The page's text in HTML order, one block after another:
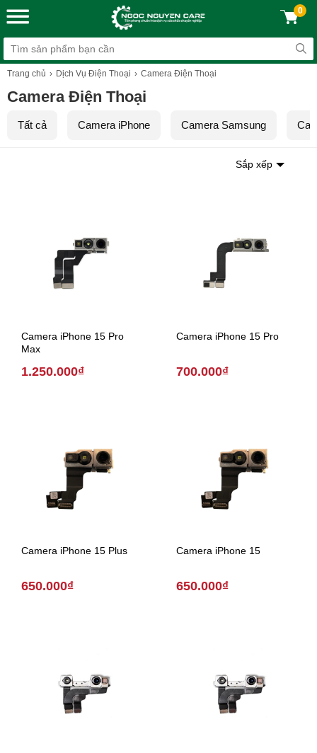
0
Trang chủ Dịch Vụ Điện Thoại Camera Điện Thoại
Camera Điện Thoại
Tất cả Camera iPhone Camera Samsung
Sắp xếp
Camera iPhone 15 Pro
Max
1.250.000₫
Camera iPhone 15 Pro
700.000₫
Camera iPhone 15 Plus
650.000₫
Camera iPhone 15
650.000₫